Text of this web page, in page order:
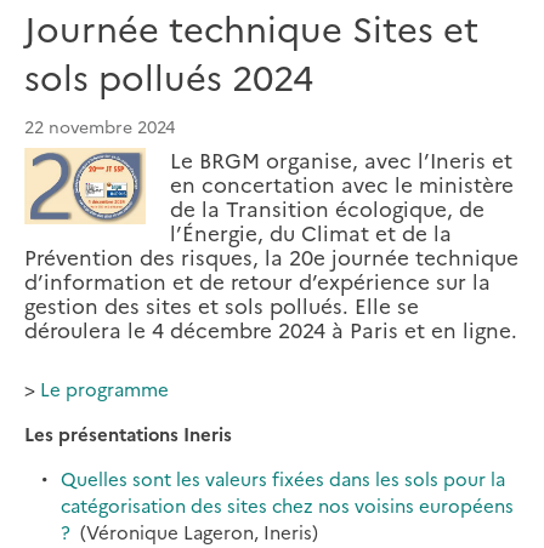
Journée technique Sites et
sols pollués 2024
22 novembre 2024
Le BRGM organise, avec l’Ineris et
en concertation avec le ministère
de la Transition écologique, de
l’Énergie, du Climat et de la
Prévention des risques, la 20e journée technique
d’information et de retour d’expérience sur la
gestion des sites et sols pollués. Elle se
déroulera le 4 décembre 2024 à Paris et en ligne.
> Le programme
Les présentations Ineris
Quelles sont les valeurs fixées dans les sols pour la
catégorisation des sites chez nos voisins européens
? (Véronique Lageron, Ineris)